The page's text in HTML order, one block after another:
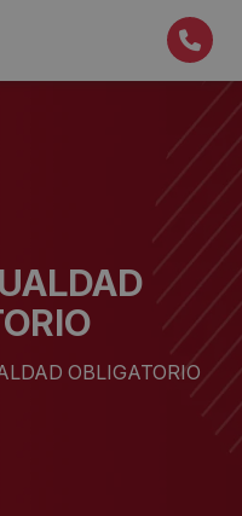
OBLIGATORIO